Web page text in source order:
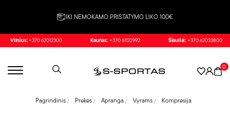
IKI NEMOKAMO PRISTATYMO LIKO 100€
Vilnius: +370 62012300 Kaunas: +370 61122992 Šiauliai: +370 62033800
0
Pagrindinis Prekės Apranga Vyrams Kompresija